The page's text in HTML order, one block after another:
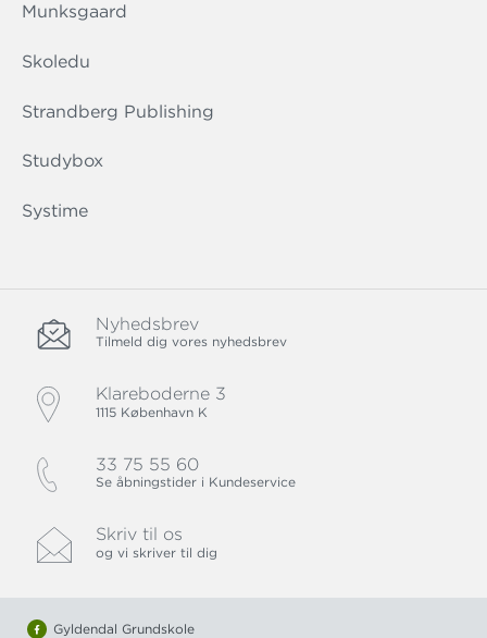
Munksgaard
Skoledu
Strandberg Publishing
Studybox
Systime
Nyhedsbrev
Tilmeld dig vores nyhedsbrev
Klareboderne 3
1115 København K
33 75 55 60
Se åbningstider i Kundeservice
Skriv til os
og vi skriver til dig
Gyldendal Grundskole